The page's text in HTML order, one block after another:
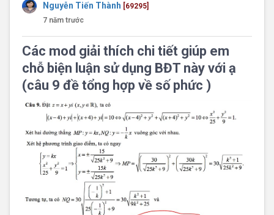
Nguyễn Tiến Thành
[69295]
7 năm trước
Các mod giải thích chi tiết giúp em
chỗ biện luận sử dụng BĐT này với ạ
(câu 9 đề tổng hợp về số phức )